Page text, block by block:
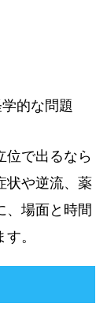
的な問題
位で出るなら
状や逆流、薬
、場面と時間
。